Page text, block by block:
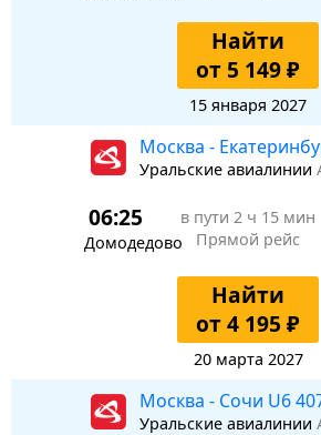
Найти
от 5 149 ₽
15 января 2027
Москва -
Уральские авиалинии
06:25
Домодедово
в пути 2 ч 15 мин
Прямой рейс
Найти
от 4 195 ₽
20 марта 2027
Москва - Сочи U6
Уральские авиалинии